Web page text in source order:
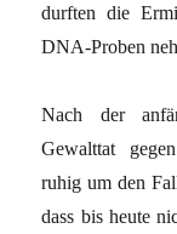
durften die
DNA-Proben
Nach der
Gewalttat
ruhig um den
dass bis heute